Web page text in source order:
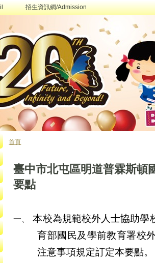
招生資訊網/Admission
首頁
臺中市北屯區明道普霖斯頓
要點
一、
本校為規範校外人士協助學
育部國民及學前教育署校
注意事項規定訂定本要點。